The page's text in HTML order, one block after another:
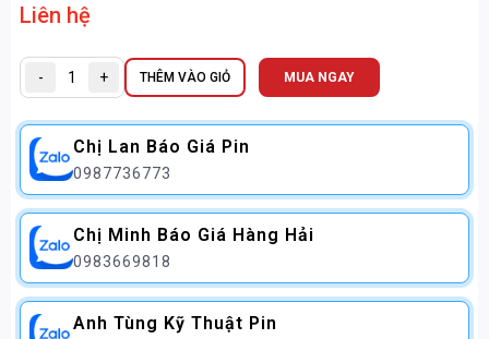
Liên hệ
- + THÊM VÀO GIỎ MUA NGAY
Chị Lan Báo Giá Pin
0987736773
Chị Minh Báo Giá Hàng Hải
0983669818
Anh Tùng Kỹ Thuật Pin